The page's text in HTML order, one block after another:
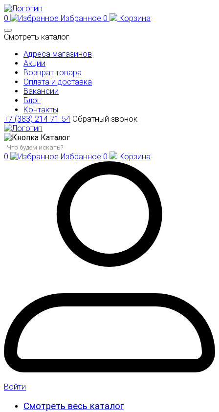
0 Избранное 0
Корзина
Смотреть каталог
Адреса магазинов
Акции
Возврат товара
Оплата и доставка
Вакансии
Блог
Контакты
+7 (383) 214-71-54 Обратный звонок
Каталог
0 Избранное 0 Корзина
Войти
Смотреть весь каталог